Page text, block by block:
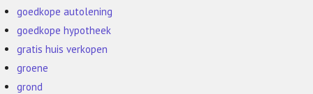
goedkope autolening
goedkope hypotheek
gratis huis verkopen
groene
grond